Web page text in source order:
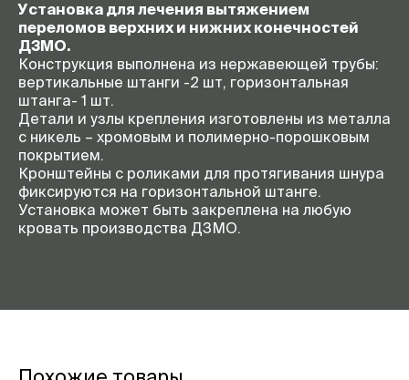
Установка для лечения вытяжением
переломов верхних и нижних конечностей
ДЗМО.
Конструкция выполнена из нержавеющей трубы:
вертикальные штанги -2 шт, горизонтальная
штанга- 1 шт.
Детали и узлы крепления изготовлены из металла
с никель – хромовым и полимерно-порошковым
покрытием.
Кронштейны с роликами для протягивания шнура
фиксируются на горизонтальной штанге.
Установка может быть закреплена на любую
кровать производства ДЗМО.